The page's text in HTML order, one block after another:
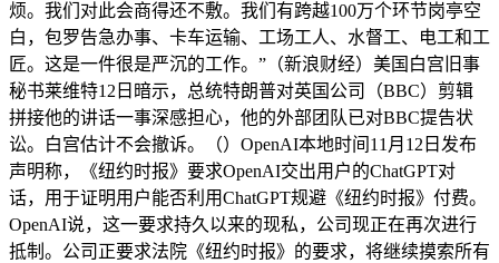
烦。我们对此会商得还不敷。我们有跨越100万个环节岗亭空
白，包罗告急办事、卡车运输、工场工人、水督工、电工和工
匠。这是一件很是严沉的工作。”（新浪财经）美国白宫旧事
秘书莱维特12日暗示，总统特朗普对英国公司（BBC）剪辑
拼接他的讲话一事深感担心，他的外部团队已对BBC提告状
讼。白宫估计不会撤诉。（）OpenAI本地时间11月12日发布
声明称，《纽约时报》要求OpenAI交出用户的ChatGPT对
话，用于证明用户能否利用ChatGPT规避《纽约时报》付费。
OpenAI说，这一要求持久以来的现私，公司现正在再次进行
抵制。公司正要求法院《纽约时报》的要求，将继续摸索所有